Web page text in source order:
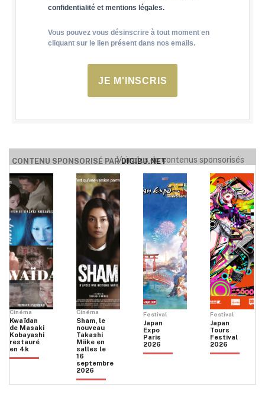
confidentialité et mentions légales.
Vous pouvez vous désinscrire à tout moment en
cliquant sur le lien présent dans nos emails.
JE M'INSCRIS
CONTENU SPONSORISÉ PARDIGIBU.NET
Voir plus de contenus sponsorisés
Cinéma
Kwaïdan
de Masaki
Kobayashi
restauré
en 4k
Cinéma
Sham, le
nouveau
Takashi
Miike en
salles le
16
septembre
2026
Festival
Japan
Expo
Paris
2026
Festival
Japan
Tours
Festival
2026